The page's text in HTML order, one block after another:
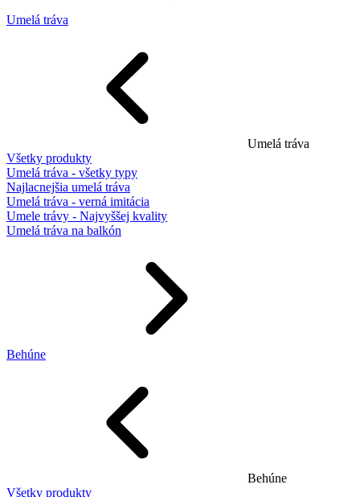
Umelá tráva
Umelá tráva
Všetky produkty
Umelá tráva - všetky typy
Najlacnejšia umelá tráva
Umelá tráva - verná imitácia
Umele trávy - Najvyššej kvality
Umelá tráva na balkón
Behúne
Behúne
Všetky produkty